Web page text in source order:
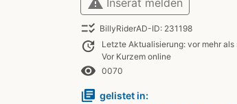
Inserat melden
checklist_rtl BillyRiderAD-ID: 231198
update
Letzte Aktualisierung: vor mehr als
Vor Kurzem online
remove_red_eye 0070
library_books gelistet in: